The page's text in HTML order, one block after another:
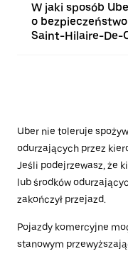
W jaki sposób
o
Saint-Hilaire-De-
Uber nie toleruje
odurzających przez
Jeśli podejrzewasz, że
lub środków
zakończył przejazd.
Pojazdy komercyjne
stanowym